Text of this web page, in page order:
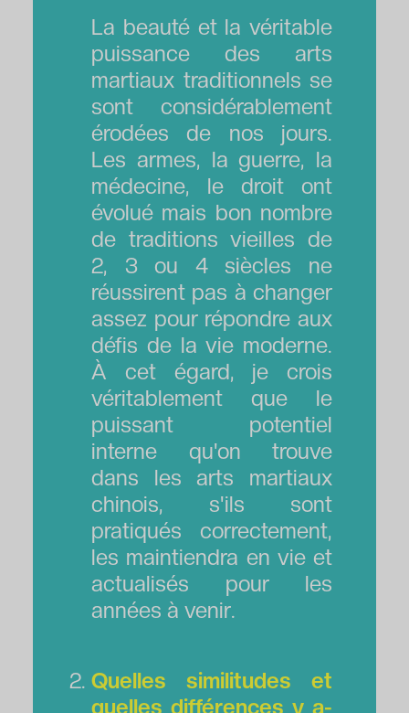
La beauté et la véritable
puissance des arts
martiaux traditionnels se
sont considérablement
érodées de nos jours.
Les armes, la guerre, la
médecine, le droit ont
évolué mais bon nombre
de traditions vieilles de
2, 3 ou 4 siècles ne
réussirent pas à changer
assez pour répondre aux
défis de la vie moderne.
À cet égard, je crois
véritablement que le
puissant potentiel
interne qu'on trouve
dans les arts martiaux
chinois, s'ils sont
pratiqués correctement,
les maintiendra en vie et
actualisés pour les
années à venir.
Quelles similitudes et
quelles différences y a-